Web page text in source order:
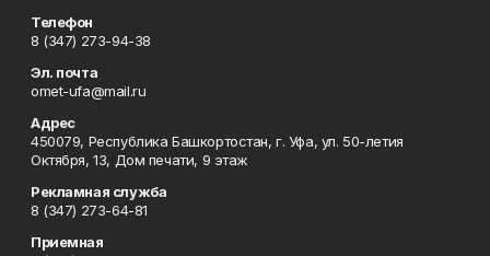
Телефон
8 (347) 273-94-38
Эл. почта
omet-ufa@mail.ru
Адрес
450079, Республика Башкортостан, г. Уфа, ул. 50-летия
Октября, 13, Дом печати, 9 этаж
Рекламная служба
8 (347) 273-64-81
Приемная